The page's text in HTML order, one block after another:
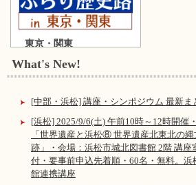
東京・関東
What's New!
[中部・浜松] 講座・シンポジウム 最新
[浜松] 2025/9/6(土) 午前10時～12時開催
「世界遺産と浜松⑧ 世界遺産北東北の
跡」・会場：浜松市城北図書館 2階 講座
付・要事前申込先着順・60名・無料。
館連携講座